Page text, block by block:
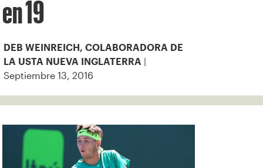
en 19
DEB WEINREICH, COLABORADORA DE
LA USTA NUEVA INGLATERRA
Septiembre 13, 2016